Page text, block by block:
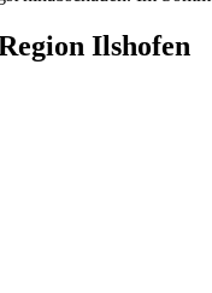
Ilshofen